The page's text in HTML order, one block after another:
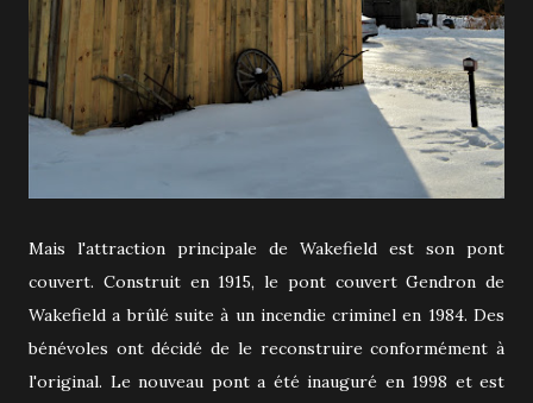
Mais l'attraction principale de Wakefield est son pont
couvert. Construit en 1915, le pont couvert Gendron de
Wakefield a brûlé suite à un incendie criminel en 1984. Des
bénévoles ont décidé de le reconstruire conformément à
l'original. Le nouveau pont a été inauguré en 1998 et est